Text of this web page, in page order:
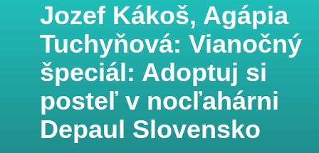
Jozef Kákoš, Agápia
Tuchyňová: Vianočný
špeciál: Adoptuj si
posteľ v nocľahárni
Depaul Slovensko